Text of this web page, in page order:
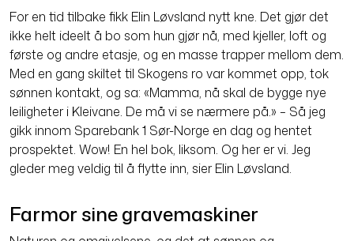
For en tid tilbake fikk Elin Løvsland nytt kne. Det gjør det
ikke helt ideelt å bo som hun gjør nå, med kjeller, loft og
første og andre etasje, og en masse trapper mellom dem.
Med en gang skiltet til Skogens ro var kommet opp, tok
sønnen kontakt, og sa: «Mamma, nå skal de bygge nye
leiligheter i Kleivane. De må vi se nærmere på.» – Så jeg
gikk innom Sparebank 1 Sør-Norge en dag og hentet
prospektet. Wow! En hel bok, liksom. Og her er vi. Jeg
gleder meg veldig til å flytte inn, sier Elin Løvsland.
Farmor sine gravemaskiner